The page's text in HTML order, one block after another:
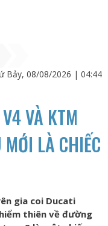
Bảy, 08/08/2026 | 04:44
VÀ KTM
LÀ CHIẾC
gia coi Ducati
thiên về đường